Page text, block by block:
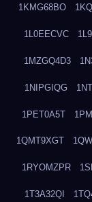
1KMG68BO
1L0EECVC
1MZGQ4D3
1NIPGIQG
1PET0A5T
1QMT9XGT
1RYOMZPR
1T3A32QI